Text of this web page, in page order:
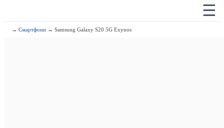
☰
→Смартфони → Samsung Galaxy S20 5G Exynos